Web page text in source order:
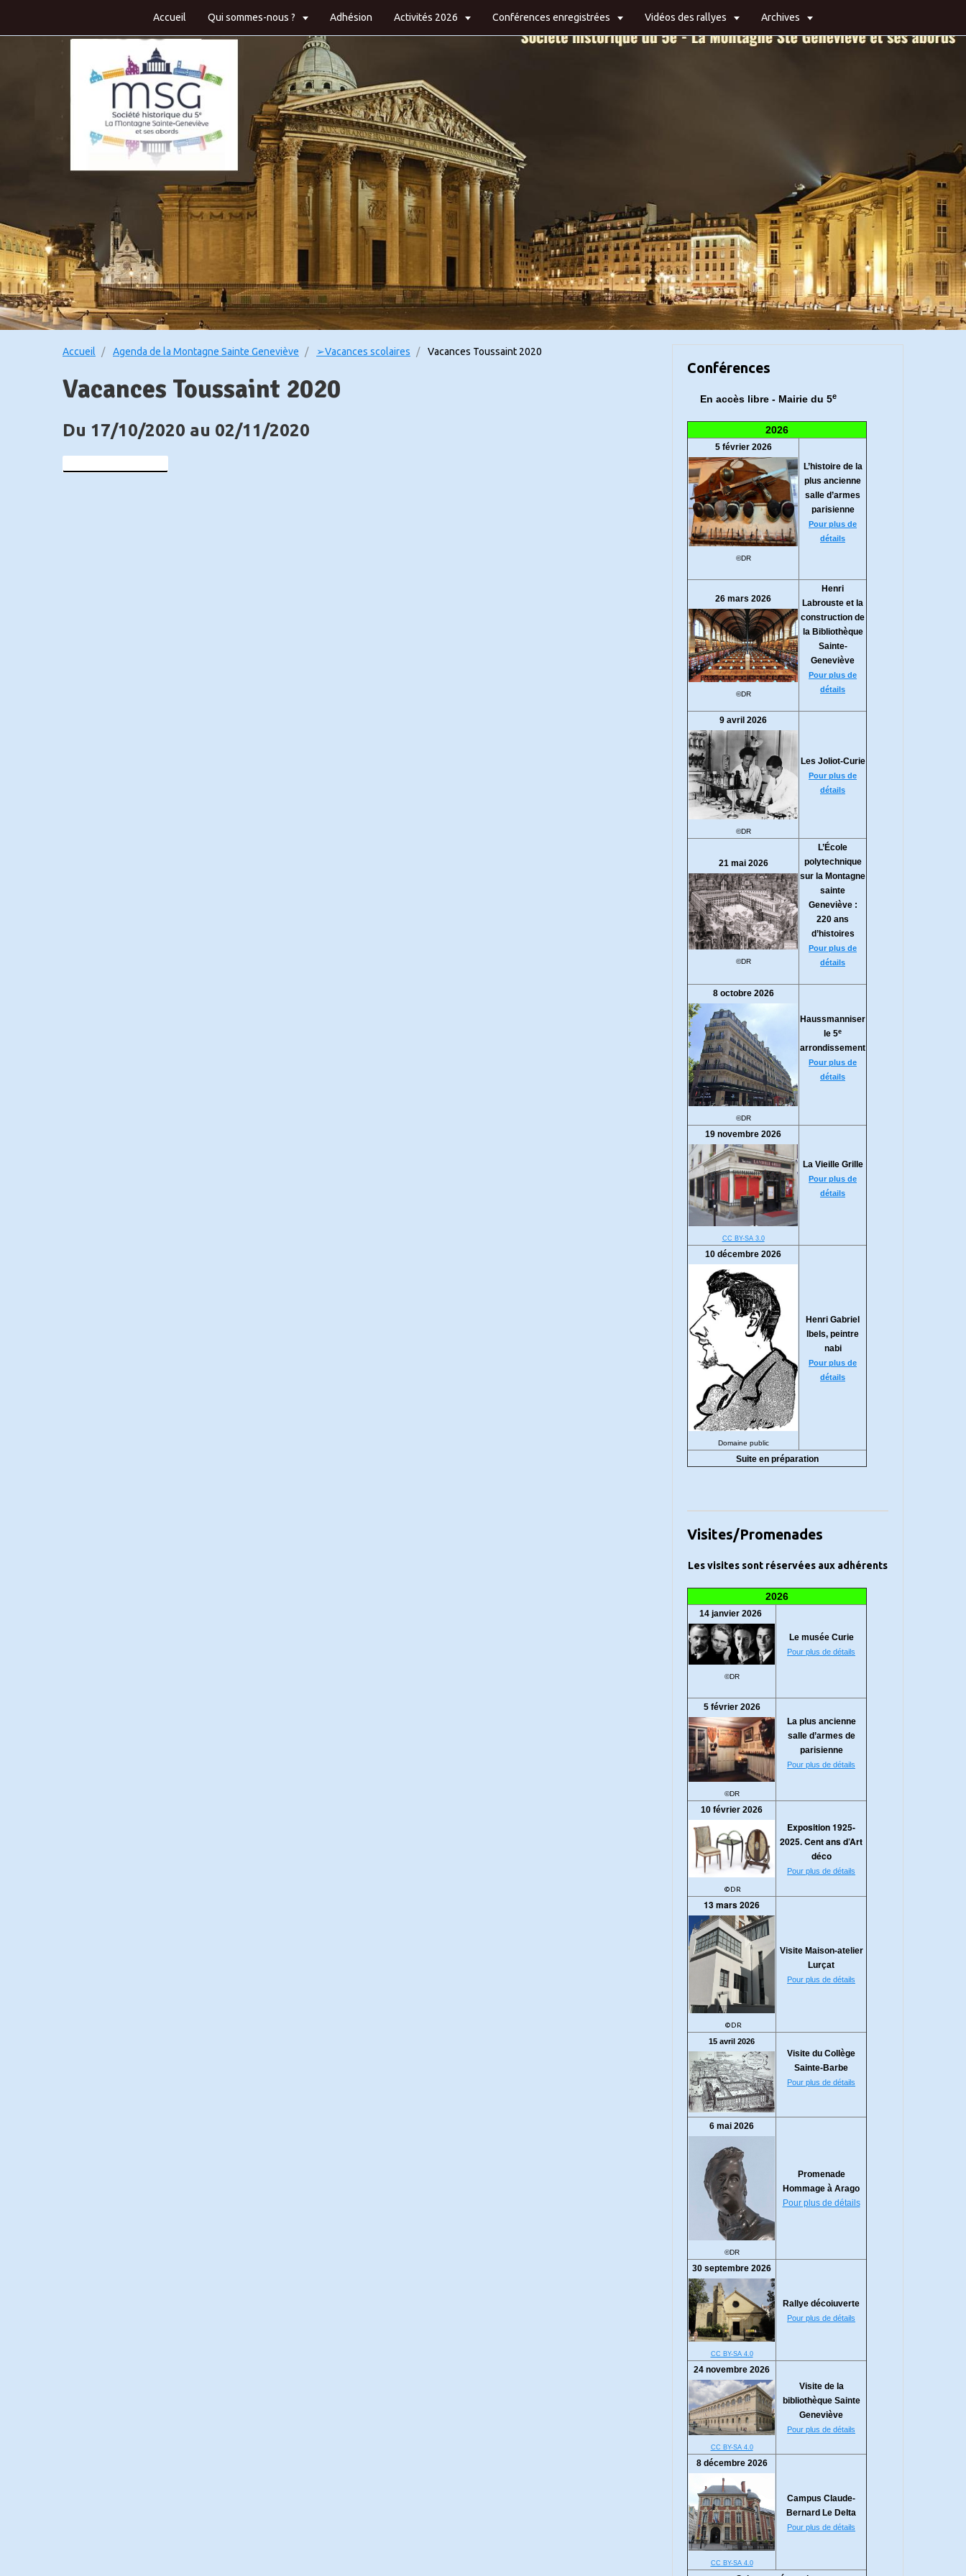
Accueil Qui sommes-nous ? Adhésion Activités 2026 Conférences enregistrées Vidéos des rallyes Archives
Accueil Agenda de la Montagne Sainte Geneviève ➢Vacances scolaires Vacances Toussaint 2020
Vacances Toussaint 2020
Du 17/10/2020 au 02/11/2020
Conférences
En accès libre - Mairie du 5e
2026
5 février 2026
©DR
L’histoire de la
plus ancienne
salle d’armes
parisienne
Pour plus de
détails
26 mars 2026
©DR
Henri
Labrouste et la
construction de
la Bibliothèque
Sainte-
Geneviève
Pour plus de
détails
9 avril 2026
©DR
Les Joliot-Curie
Pour plus de
détails
21 mai 2026
©DR
L’École
polytechnique
sur la Montagne
sainte
Geneviève :
220 ans
d’histoires
Pour plus de
détails
8 octobre 2026
©DR
Haussmanniser
le 5e
arrondissement
Pour plus de
détails
19 novembre 2026
CC BY-SA 3.0
La Vieille Grille
Pour plus de
détails
10 décembre 2026
Domaine public
Henri Gabriel
Ibels, peintre
nabi
Pour plus de
détails
Suite en préparation
Visites/Promenades
Les visites sont réservées aux adhérents
2026
14 janvier 2026
©DR
Le musée Curie
Pour plus de détails
5 février 2026
©DR
La plus ancienne
salle d’armes de
parisienne
Pour plus de détails
10 février 2026
©DR
Exposition 1925-
2025. Cent ans d’Art
déco
Pour plus de détails
13 mars 2026
©DR
Visite Maison-atelier
Lurçat
Pour plus de détails
15 avril 2026
Visite du Collège
Sainte-Barbe
Pour plus de détails
6 mai 2026
©DR
Promenade
Hommage à Arago
Pour plus de détails
30 septembre 2026
CC BY-SA 4.0
Rallye décoiuverte
Pour plus de détails
24 novembre 2026
CC BY-SA 4.0
Visite de la
bibliothèque Sainte
Geneviève
Pour plus de détails
8 décembre 2026
CC BY-SA 4.0
Campus Claude-
Bernard Le Delta
Pour plus de détails